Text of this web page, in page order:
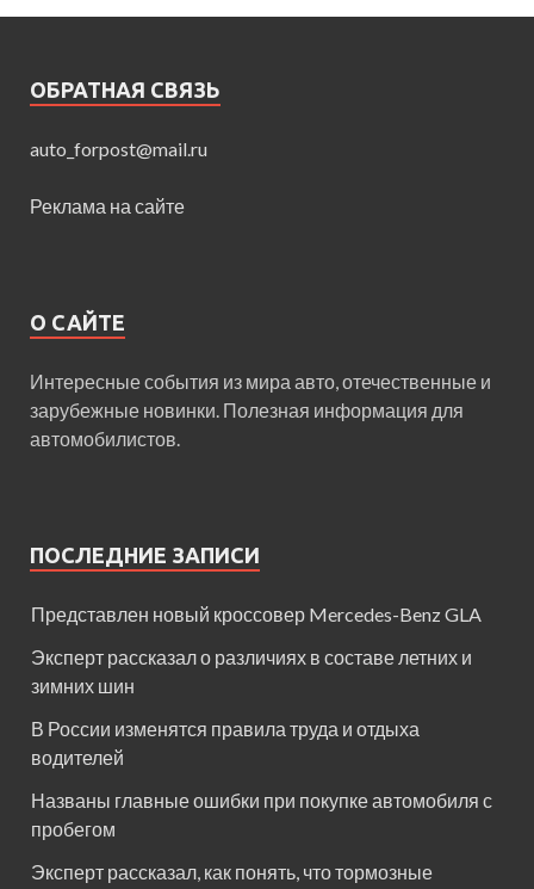
ОБРАТНАЯ СВЯЗЬ
auto_forpost@mail.ru
Реклама на сайте
О САЙТЕ
Интересные события из мира авто, отечественные и
зарубежные новинки. Полезная информация для
автомобилистов.
ПОСЛЕДНИЕ ЗАПИСИ
Представлен новый кроссовер Mercedes-Benz GLA
Эксперт рассказал о различиях в составе летних и
зимних шин
В России изменятся правила труда и отдыха
водителей
Названы главные ошибки при покупке автомобиля с
пробегом
Эксперт рассказал, как понять, что тормозные